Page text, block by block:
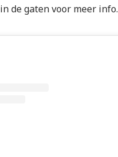
in de gaten voor meer info.